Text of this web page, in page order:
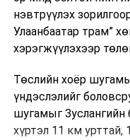
нэвтрүүлэх
Улаанбаатар трам”
хэрэгжүүлэхээр
Төслийн хоёр
үндэслэлийг
шугамыг Зуслангийн
хүртэл 11 км урттай,